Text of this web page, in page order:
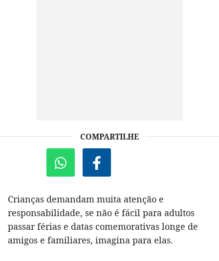
COMPARTILHE
Crianças demandam muita atenção e
responsabilidade, se não é fácil para adultos
passar férias e datas comemorativas longe de
amigos e familiares, imagina para elas.